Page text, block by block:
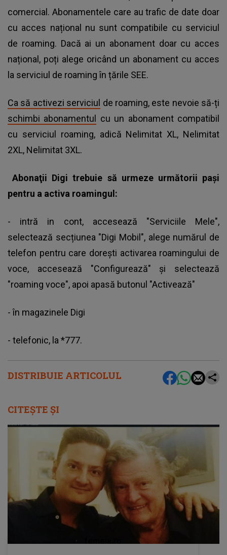
DISTRIBUIE ARTICOLUL
comercial. Abonamentele care au trafic de date doar
cu acces național nu sunt compatibile cu serviciul
de roaming. Dacă ai un abonament doar cu acces
național, poți alege oricând un abonament cu acces
la serviciul de roaming în țările SEE.
Ca să activezi serviciul de roaming, este nevoie să-ți
schimbi abonamentul cu un abonament compatibil
cu serviciul roaming, adică Nelimitat XL, Nelimitat
2XL, Nelimitat 3XL.
Abonaţii Digi trebuie să urmeze următorii paşi
pentru a activa roamingul:
- intră in cont, accesează "Serviciile Mele",
selectează secțiunea "Digi Mobil", alege numărul de
telefon pentru care dorești activarea roamingului de
voce, accesează "Configurează" și selectează
"roaming voce", apoi apasă butonul "Activează"
- în magazinele Digi
- telefonic, la *777.
CITEȘTE ȘI